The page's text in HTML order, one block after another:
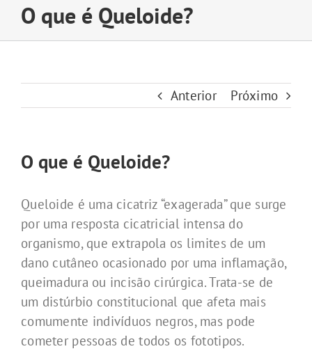
O que é Queloide?
Anterior Próximo
O que é Queloide?
Queloide é uma cicatriz “exagerada” que surge
por uma resposta cicatricial intensa do
organismo, que extrapola os limites de um
dano cutâneo ocasionado por uma inflamação,
queimadura ou incisão cirúrgica. Trata-se de
um distúrbio constitucional que afeta mais
comumente indivíduos negros, mas pode
cometer pessoas de todos os fototipos.